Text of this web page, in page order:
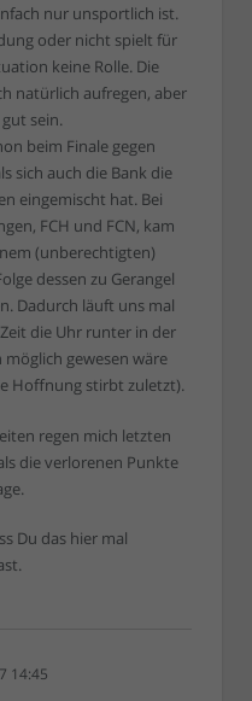
nur unsportlich ist.
oder nicht spielt für
keine Rolle. Die
natürlich aufregen, aber
sein.
beim Finale gegen
sich auch die Bank die
eingemischt hat. Bei
FCH und FCN, kam
(unberechtigten)
dessen zu Gerangel
Dadurch läuft uns mal
die Uhr runter in der
möglich gewesen wäre
Hoffnung stirbt zuletzt).
regen mich letzten
die verlorenen Punkte
Du das hier mal
14:45